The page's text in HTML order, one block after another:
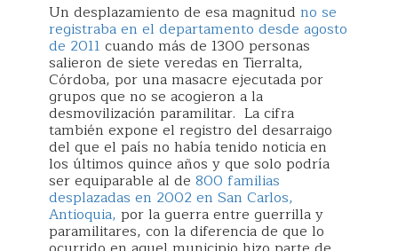
Un desplazamiento de esa magnitud no se
registraba en el departamento desde agosto
de 2011 cuando más de 1300 personas
salieron de siete veredas en Tierralta,
Córdoba, por una masacre ejecutada por
grupos que no se acogieron a la
desmovilización paramilitar. La cifra
también expone el registro del desarraigo
del que el país no había tenido noticia en
los últimos quince años y que solo podría
ser equiparable al de 800 familias
desplazadas en 2002 en San Carlos,
Antioquia, por la guerra entre guerrilla y
paramilitares, con la diferencia de que lo